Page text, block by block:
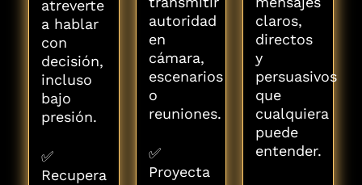
atreverte
a hablar
con
decisión,
incluso
bajo
presión.
✅
Recupera
autoridad
en
cámara,
escenarios
o
reuniones.
✅
Proyecta
claros,
directos
y
persuasivos
que
cualquiera
puede
entender.